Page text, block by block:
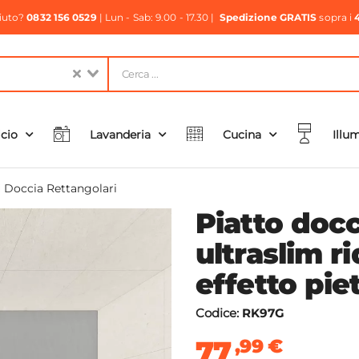
0832 156 0529| Lun - Sab: 9.00 - 17.30 | Spedizione GRATIS sopra i
Lavanderia Cucina
Doccia Rettangolari
Piatto
ultraslim
effetto
Codice: RK97G
,99€